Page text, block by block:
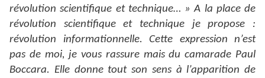
révolution scientifique et technique… »A la place de
révolution scientifique et technique je propose :
révolution informationnelle. Cette expression n’est
pas de moi, je vous rassure mais du camarade Paul
Boccara. Elle donne tout son sens à l’apparition de